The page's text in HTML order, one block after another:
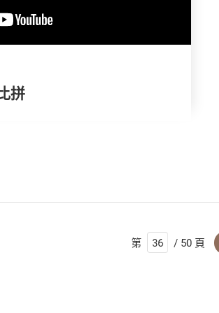
拼
第 / 50 頁